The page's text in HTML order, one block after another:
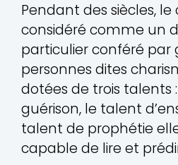
Pendant des siècles,
considéré comme un
particulier conféré par
personnes dites
dotées de trois talents
guérison, le talent
talent de prophétie
capable de lire et